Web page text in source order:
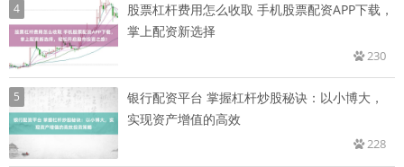
4
股票杠杆费用怎么收取 手机股票配资APP下载，
掌上配资新选择
230
5
银行配资平台 掌握杠杆炒股秘诀：以小博大，
实现资产增值的高效
228